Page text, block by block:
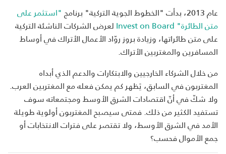
عام 2013، بدأت "الخطوط الجوية التركية" برنامج
"استثمر على
متن الطائرة" Invest on Board
لعرض الشركات الناشئة التركية
على متن طائراتها، وزيادة بروز روّاد الأعمال الأتراك في أوساط
المسافرين والمغتربين الأتراك.
من خلال الشركاء الخارجيين والابتكارات والدعم الذي أبداه
المغتربون في السابق، يَظهر كم يمكن فعله مع المغتربين العرب.
ولا شكّ في أنّ اقتصادات الشرق الأوسط ومجتمعاته سوف
تستفيد الكثير من ذلك. فمتى سيصبح المغتربون أولوية طويلة
الأمد في الشرق الأوسط، ولا تقتصر على فترات الانتخابات أو
جمع الأموال فحسب؟